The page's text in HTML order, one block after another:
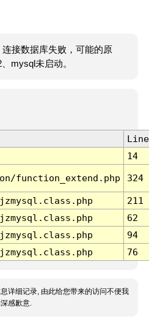
接数据库失败，可能的原
mysql未启动。
Line
14
function_extend.php 324
211
62
94
76
详细记录, 由此给您带来的访问不便我
感歉意.